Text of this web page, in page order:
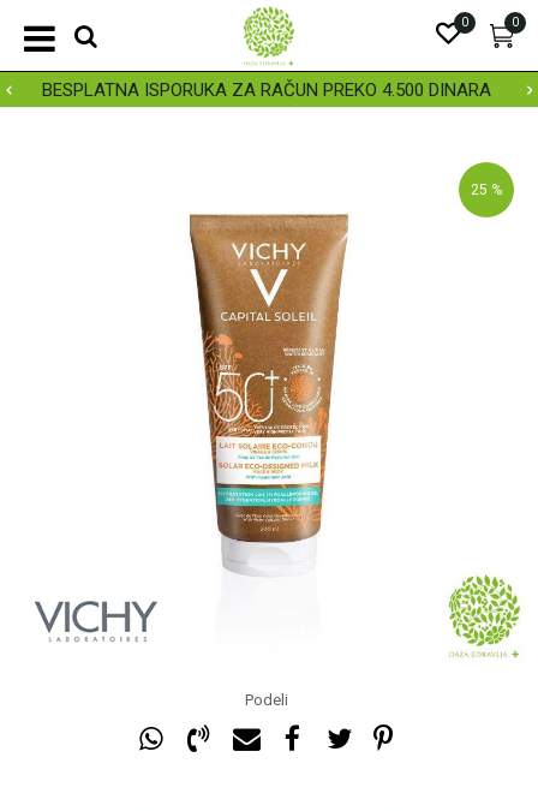
BESPLATNA ISPORUKA ZA RAČUN PREKO 4.500 DINARA
0
0
25 %
Podeli